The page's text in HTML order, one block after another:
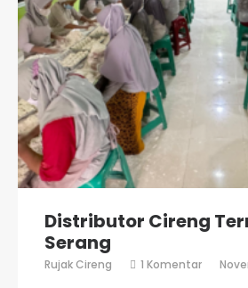
Distributor Cireng
Serang
Rujak Cireng 1 Komentarpada